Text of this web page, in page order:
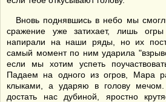
Вновь поднявшись в небо мы
сражение уже затихает, лишь огры
напирали на наши ряды, но их
самый момент по ним ударила
если мы хотим успеть
Падаем на одного из огров, Мара
клыками, а ударяю в голову
достать нас дубиной, яростно